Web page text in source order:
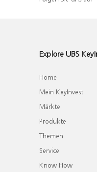
Explore UBS
Home
Mein KeyInvest
Märkte
Produkte
Themen
Service
Know How